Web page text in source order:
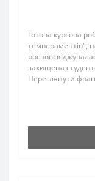
Готова курсова
темпераментів",
захищена
Переглянути